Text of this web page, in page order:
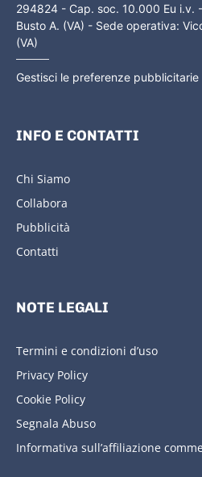
294824 - Cap. soc. 10.000 Eu i.v.
Busto A. (VA) - Sede operativa:
(VA)
Gestisci le preferenze pubblicitarie
INFO E CONTATTI
Chi Siamo
Collabora
Pubblicità
Contatti
NOTE LEGALI
Termini e condizioni d’uso
Privacy Policy
Cookie Policy
Segnala Abuso
Informativa sull’affiliazione